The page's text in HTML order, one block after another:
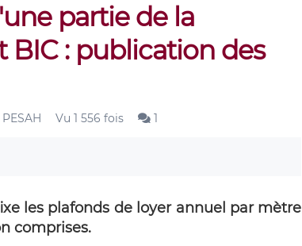
partie de la
BIC : publication des
Vu 1 556 fois 1
les plafonds de loyer annuel par mètre
comprises.